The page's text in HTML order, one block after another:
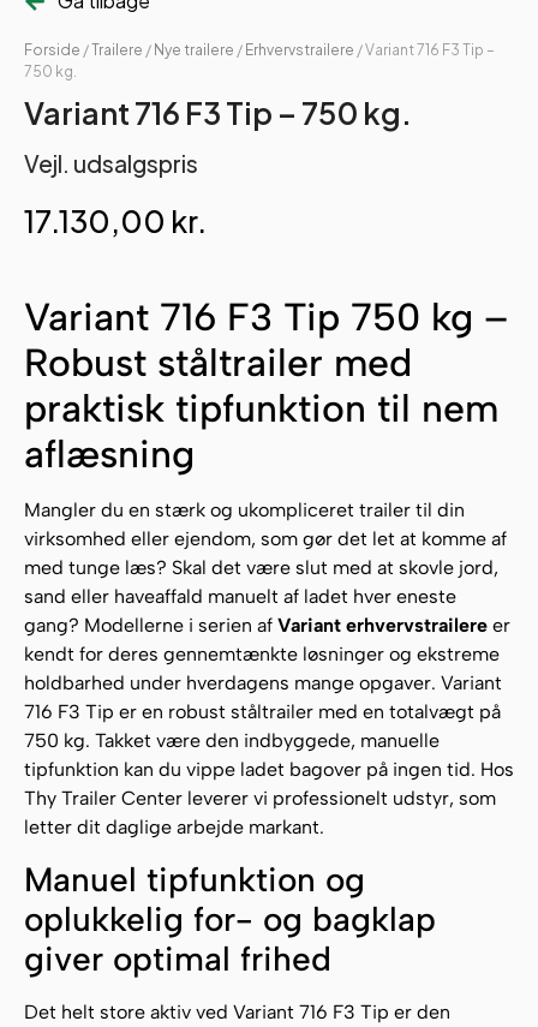
Forside /Trailere / Nye trailere / Erhvervstrailere / Variant 716 F3 Tip –
750 kg.
Variant 716 F3 Tip – 750 kg.
Vejl. udsalgspris
17.130,00 kr.
Variant 716 F3 Tip 750 kg –
Robust ståltrailer med
praktisk tipfunktion til nem
aflæsning
Mangler du en stærk og ukompliceret trailer til din
virksomhed eller ejendom, som gør det let at komme af
med tunge læs? Skal det være slut med at skovle jord,
sand eller haveaffald manuelt af ladet hver eneste
gang? Modellerne i serien af Variant erhvervstrailere er
kendt for deres gennemtænkte løsninger og ekstreme
holdbarhed under hverdagens mange opgaver. Variant
716 F3 Tip er en robust ståltrailer med en totalvægt på
750 kg. Takket være den indbyggede, manuelle
tipfunktion kan du vippe ladet bagover på ingen tid. Hos
Thy Trailer Center leverer vi professionelt udstyr, som
letter dit daglige arbejde markant.
Manuel tipfunktion og
oplukkelig for- og bagklap
giver optimal frihed
Det helt store aktiv ved Variant 716 F3 Tip er den